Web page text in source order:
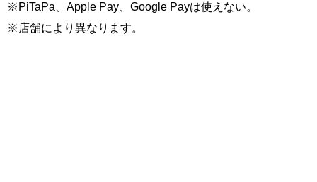
※PiTaPa、Apple Pay、Google Payは使えない。
※店舗により異なります。